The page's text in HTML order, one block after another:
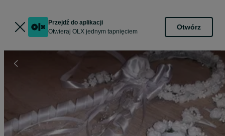
Przejdź do aplikacji
Otwieraj OLX jednym tapnięciem
Otwórz